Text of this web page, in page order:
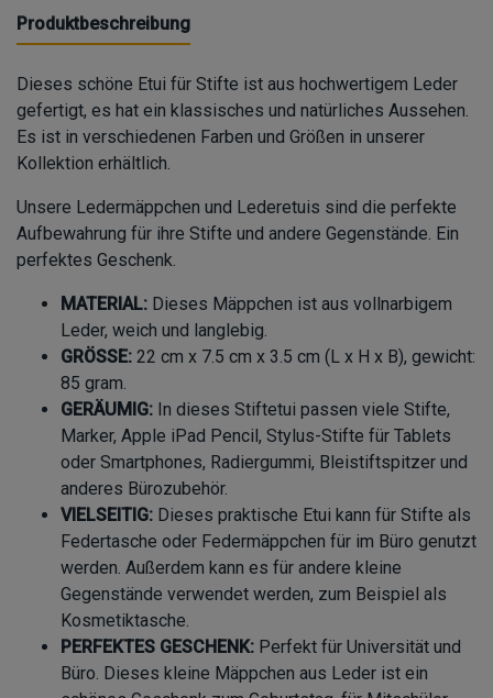
Produktbeschreibung
Dieses schöne Etui für Stifte ist aus hochwertigem Leder
gefertigt, es hat ein klassisches und natürliches Aussehen.
Es ist in verschiedenen Farben und Größen in unserer
Kollektion erhältlich.
Unsere Ledermäppchen und Lederetuis sind die perfekte
Aufbewahrung für ihre Stifte und andere Gegenstände. Ein
perfektes Geschenk.
MATERIAL: Dieses Mäppchen ist aus vollnarbigem
Leder, weich und langlebig.
GRÖSSE: 22 cm x 7.5 cm x 3.5 cm (L x H x B), gewicht:
85 gram.
GERÄUMIG: In dieses Stiftetui passen viele Stifte,
Marker, Apple iPad Pencil, Stylus-Stifte für Tablets
oder Smartphones, Radiergummi, Bleistiftspitzer und
anderes Bürozubehör.
VIELSEITIG: Dieses praktische Etui kann für Stifte als
Federtasche oder Federmäppchen für im Büro genutzt
werden. Außerdem kann es für andere kleine
Gegenstände verwendet werden, zum Beispiel als
Kosmetiktasche.
PERFEKTES GESCHENK: Perfekt für Universität und
Büro. Dieses kleine Mäppchen aus Leder ist ein